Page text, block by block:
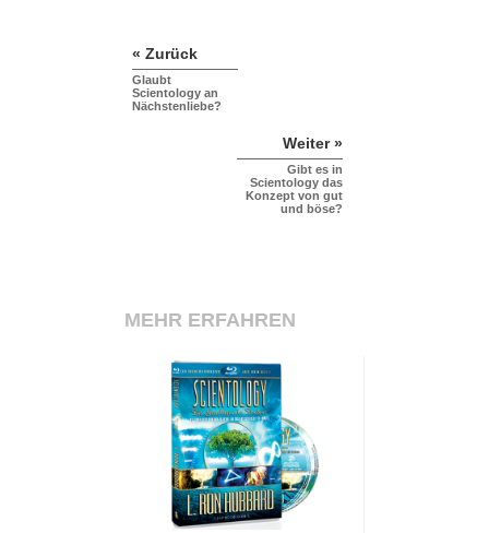
« Zurück
Glaubt
Scientology an
Nächstenliebe?
Weiter »
Gibt es in
Scientology das
Konzept von gut
und böse?
MEHR ERFAHREN